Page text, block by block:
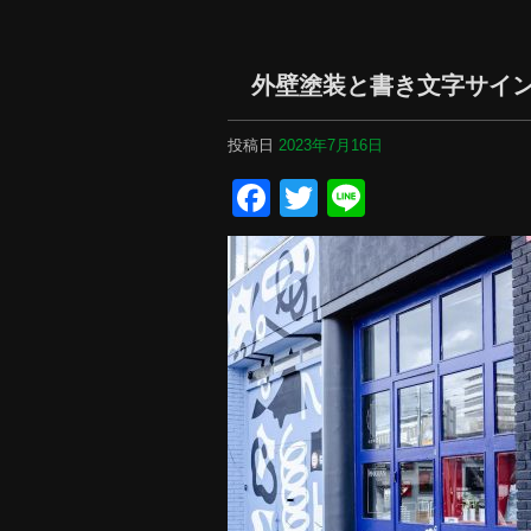
外壁塗装と書き文字サイ
投稿日 2023年7月16日
Facebook
Twitter